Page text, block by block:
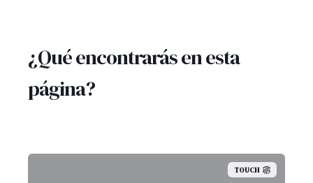
¿Qué encontrarás en esta
página?
TOUCH